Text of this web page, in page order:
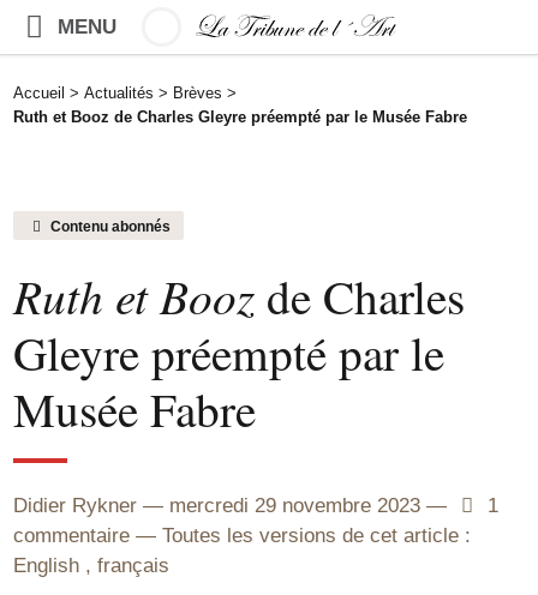
MENU
Accueil > Actualités > Brèves >
Ruth et Booz de Charles Gleyre préempté par le Musée Fabre
Contenu abonnés
Ruth et Booz de Charles
Gleyre préempté par le
Musée Fabre
Didier Rykner mercredi 29 novembre 2023 1
1
commentaire
Toutes les versions de cet article :
English ,français